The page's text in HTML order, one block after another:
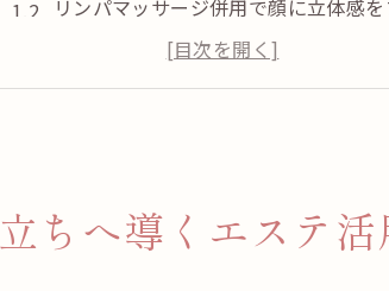
リンパマッサージ併用で顔に立体感
顔のたるみ改善に効果的なエステの選
筑後のオイルマッサージと表情筋エ
エステとヨガの組み合わせで小顔を
ちへ導くエステ活